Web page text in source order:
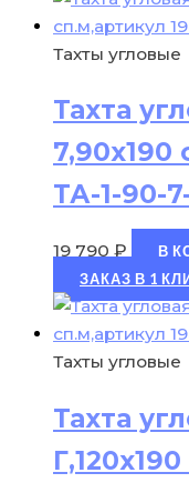
Тахты угловые
Тахта
7,90х190
ТА-1-90-
19 790 ₽
В
ЗАКАЗ В 1
Тахты угловые
Тахта